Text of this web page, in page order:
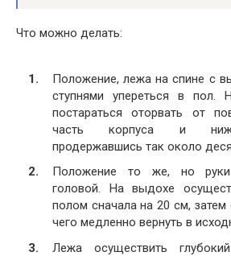
Что можно делать:
Положение, лежа на спине с
ступнями упереться в пол.
постараться оторвать от
часть корпуса и
продержавшись так около
Положение то же, но руки
головой. На выдохе
полом сначала на 20 см,
чего медленно вернуть в
Лежа осуществить